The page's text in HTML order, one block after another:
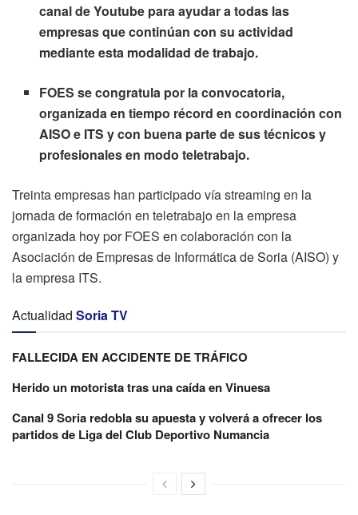
canal de Youtube para ayudar a todas las
empresas que continúan con su actividad
mediante esta modalidad de trabajo.
FOES se congratula por la convocatoria,
organizada en tiempo récord en coordinación con
AISO e ITS y con buena parte de sus técnicos y
profesionales en modo teletrabajo.
Treinta empresas han participado vía streaming en la
jornada de formación en teletrabajo en la empresa
organizada hoy por FOES en colaboración con la
Asociación de Empresas de Informática de Soria (AISO) y
la empresa ITS.
Actualidad Soria TV
FALLECIDA EN ACCIDENTE DE TRÁFICO
Herido un motorista tras una caída en Vinuesa
Canal 9 Soria redobla su apuesta y volverá a ofrecer los
partidos de Liga del Club Deportivo Numancia